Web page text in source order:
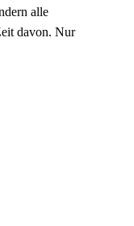
alle
davon. Nur